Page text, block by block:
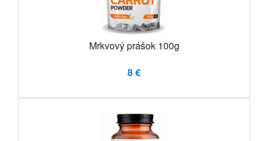
Mrkvový prášok 100g
8 €